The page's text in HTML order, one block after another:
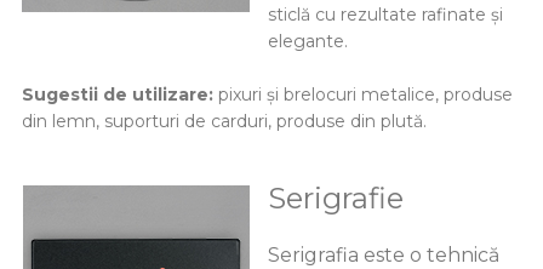
sticlă cu rezultate rafinate și
elegante.
Sugestii de utilizare:pixuri și brelocuri metalice, produse
din lemn, suporturi de carduri, produse din plută.
Serigrafie
Serigrafia este o tehnică